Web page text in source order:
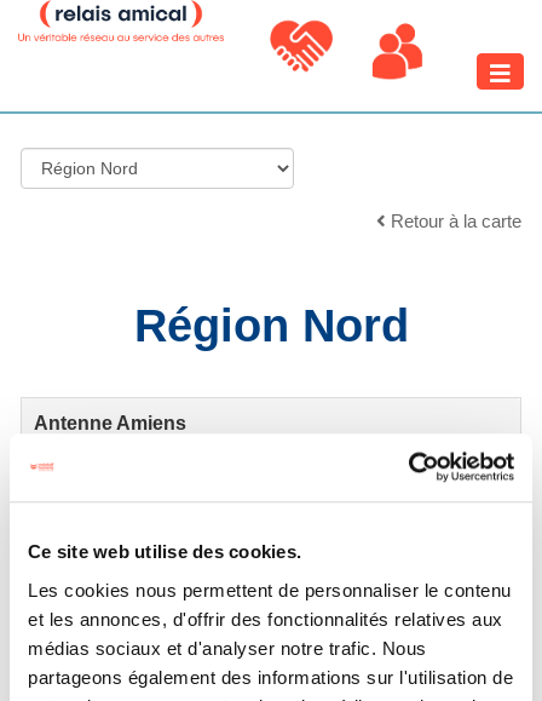
Ce site web utilise des cookies.
Les cookies nous permettent de personnaliser le contenu
et les annonces, d'offrir des fonctionnalités relatives aux
médias sociaux et d'analyser notre trafic. Nous
partageons également des informations sur l'utilisation de
Toggle
Retour à la carte
Région Nord
Antenne Amiens
Antenne Maubeuge Val de Sambre
59240 DUNKERQUE
Relais Amical Hainaut
59300 VALENCIENNES